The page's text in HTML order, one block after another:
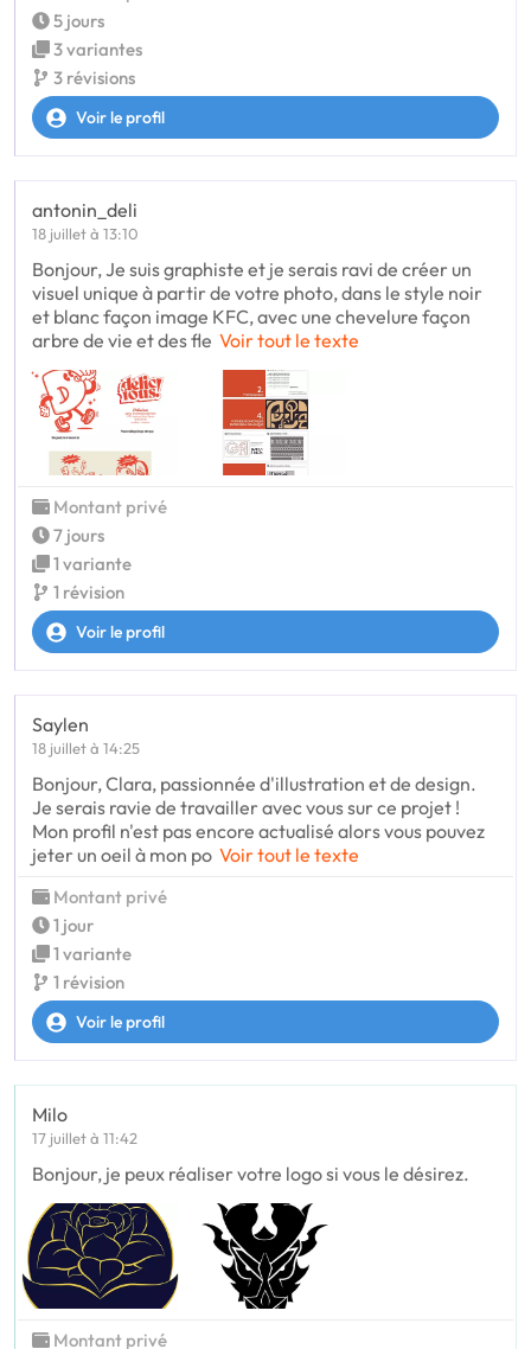
5 jours
3 variantes
3 révisions
Voir le profil
antonin_deli
18 juillet à 13:10
Bonjour, Je suis graphiste et je serais ravi de créer un
visuel unique à partir de votre photo, dans le style noir
et blanc façon image KFC, avec une chevelure façon
arbre de vie et des fle Voir tout le texte
Montant privé
7 jours
1 variante
1 révision
Voir le profil
Saylen
18 juillet à 14:25
Bonjour, Clara, passionnée d'illustration et de design.
Je serais ravie de travailler avec vous sur ce projet !
Mon profil n'est pas encore actualisé alors vous pouvez
jeter un oeil à mon po Voir tout le texte
Montant privé
1 jour
1 variante
1 révision
Voir le profil
Milo
17 juillet à 11:42
Bonjour, je peux réaliser votre logo si vous le désirez.
Montant privé